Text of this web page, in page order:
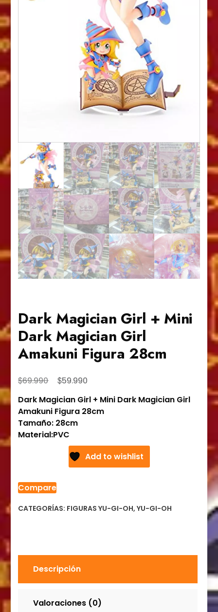
Dark Magician Girl + Mini
Dark Magician Girl
Amakuni Figura 28cm
$69.990
El
original
era:
$69.990.
$59.990
actual
Dark Magician Girl + Mini Dark Magician Girl
Amakuni Figura 28cm
Tamaño: 28cm
Material:PVC
Add to wishlist
Compare
CATEGORÍAS: FIGURAS YU-GI-OH,YU-GI-OH
Descripción
Valoraciones (0)